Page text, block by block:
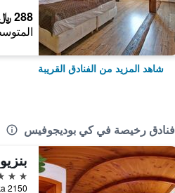
288 ﷼
شاهد المزيد من الفنادق القريبة
فنادق رخيصة في كي بوديجوفيس
3 نجوم